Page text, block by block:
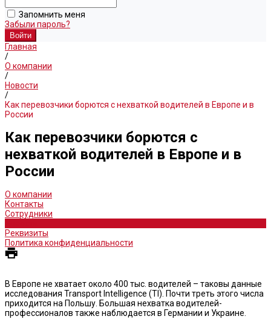
Запомнить меня
Забыли пароль?
Главная
/
О компании
/
Новости
/
Как перевозчики борются с нехваткой водителей в Европе и в
России
Как перевозчики борются с
нехваткой водителей в Европе и в
России
О компании
Контакты
Сотрудники
Реквизиты
Политика конфиденциальности
В Европе не хватает около 400 тыс. водителей – таковы данные
исследования Transport Intelligence (TI). Почти треть этого числа
приходится на Польшу. Большая нехватка водителей-
профессионалов также наблюдается в Германии и Украине.